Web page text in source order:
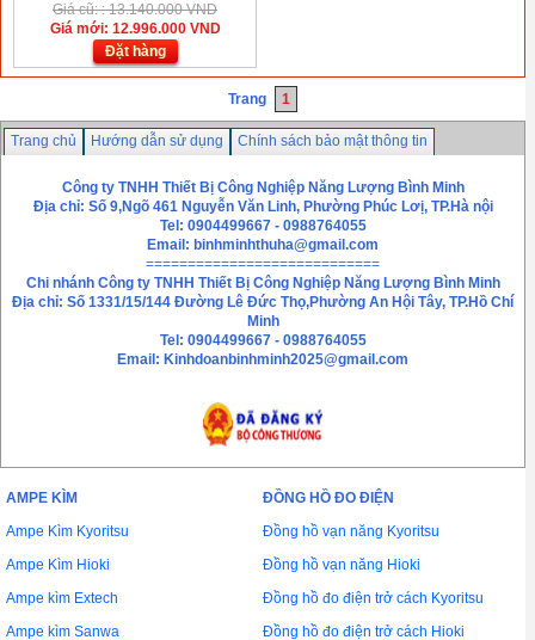
Giá cũ: : 13.140.000 VND
Giá mới: 12.996.000 VND
Đặt hàng
Trang 1
Trang chủ Hướng dẫn sử dụng
Chính sách bảo mật thông tin
Công ty TNHH Thiết Bị Công Nghiệp Năng Lượng Bình Minh
Địa chỉ: Số 9,Ngõ 461 Nguyễn Văn Linh, Phường Phúc Lơị, TP.Hà nội
Tel: 0904499667 - 0988764055
Email: binhminhthuha@gmail.com
============================
Chi nhánh Công ty TNHH Thiết Bị Công Nghiệp Năng Lượng Bình Minh
Địa chỉ: Số 1331/15/144 Đường Lê Đức Thọ,Phường An Hội Tây, TP.Hồ Chí
Minh
Tel: 0904499667 - 0988764055
Email: Kinhdoanbinhminh2025@gmail.com
AMPE KÌM
Ampe Kìm Kyoritsu
Ampe Kìm Hioki
Ampe kìm Extech
Ampe kìm Sanwa
ĐỒNG HỒ ĐO ĐIỆN
Đồng hồ vạn năng Kyoritsu
Đồng hồ vạn năng Hioki
Đồng hồ đo điện trở cách Kyoritsu
Đồng hồ đo điện trở cách Hioki